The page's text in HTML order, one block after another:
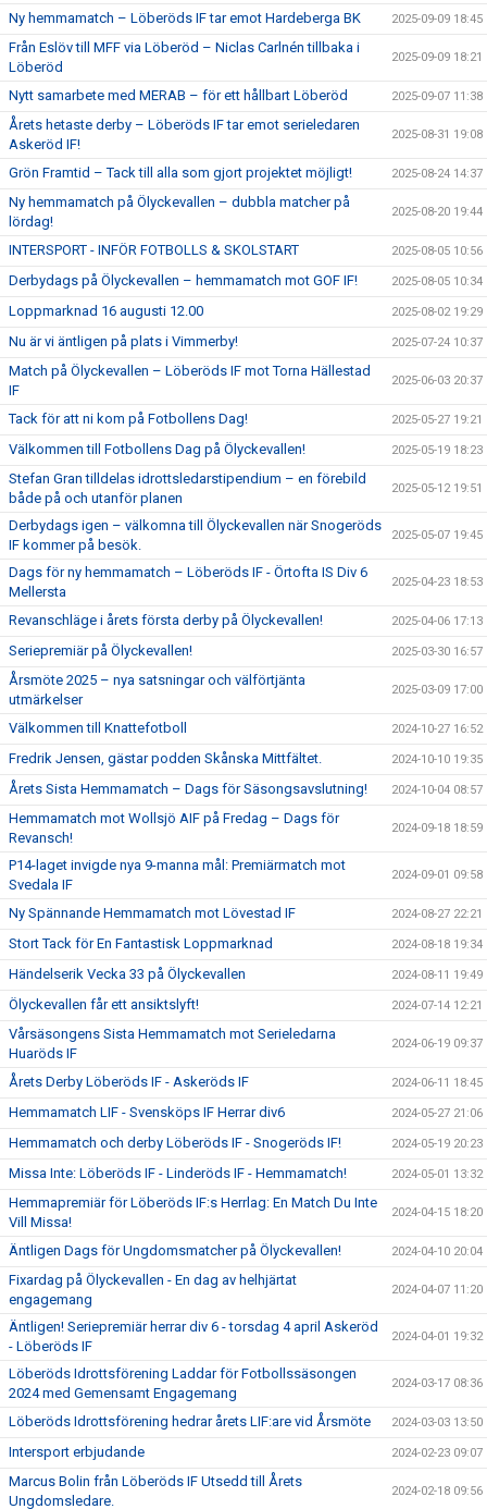
Ny hemmamatch – Löberöds IF tar emot Hardeberga BK 2025-09-09 18:45
Från Eslöv till MFF via Löberöd – Niclas Carlnén tillbaka i
Löberöd
2025-09-09 18:21
Nytt samarbete med MERAB – för ett hållbart Löberöd 2025-09-07 11:38
Årets hetaste derby – Löberöds IF tar emot serieledaren
Askeröd IF!
2025-08-31 19:08
Grön Framtid – Tack till alla som gjort projektet möjligt! 2025-08-24 14:37
Ny hemmamatch på Ölyckevallen – dubbla matcher på
lördag!
2025-08-20 19:44
INTERSPORT - INFÖR FOTBOLLS & SKOLSTART 2025-08-05 10:56
Derbydags på Ölyckevallen – hemmamatch mot GOF IF! 2025-08-05 10:34
Loppmarknad 16 augusti 12.00 2025-08-02 19:29
Nu är vi äntligen på plats i Vimmerby! 2025-07-24 10:37
Match på Ölyckevallen – Löberöds IF mot Torna Hällestad
IF
2025-06-03 20:37
Tack för att ni kom på Fotbollens Dag! 2025-05-27 19:21
Välkommen till Fotbollens Dag på Ölyckevallen! 2025-05-19 18:23
Stefan Gran tilldelas idrottsledarstipendium – en förebild
både på och utanför planen
2025-05-12 19:51
Derbydags igen – välkomna till Ölyckevallen när Snogeröds
IF kommer på besök.
2025-05-07 19:45
Dags för ny hemmamatch – Löberöds IF - Örtofta IS Div 6
Mellersta
2025-04-23 18:53
Revanschläge i årets första derby på Ölyckevallen! 2025-04-06 17:13
Seriepremiär på Ölyckevallen! 2025-03-30 16:57
Årsmöte 2025 – nya satsningar och välförtjänta
utmärkelser
2025-03-09 17:00
Välkommen till Knattefotboll 2024-10-27 16:52
Fredrik Jensen, gästar podden Skånska Mittfältet. 2024-10-10 19:35
Årets Sista Hemmamatch – Dags för Säsongsavslutning! 2024-10-04 08:57
Hemmamatch mot Wollsjö AIF på Fredag – Dags för
Revansch!
2024-09-18 18:59
P14-laget invigde nya 9-manna mål: Premiärmatch mot
Svedala IF
2024-09-01 09:58
Ny Spännande Hemmamatch mot Lövestad IF 2024-08-27 22:21
Stort Tack för En Fantastisk Loppmarknad 2024-08-18 19:34
Händelserik Vecka 33 på Ölyckevallen 2024-08-11 19:49
Ölyckevallen får ett ansiktslyft! 2024-07-14 12:21
Vårsäsongens Sista Hemmamatch mot Serieledarna
Huaröds IF
2024-06-19 09:37
Årets Derby Löberöds IF - Askeröds IF 2024-06-11 18:45
Hemmamatch LIF - Svensköps IF Herrar div6 2024-05-27 21:06
Hemmamatch och derby Löberöds IF - Snogeröds IF! 2024-05-19 20:23
Missa Inte: Löberöds IF - Linderöds IF - Hemmamatch! 2024-05-01 13:32
Hemmapremiär för Löberöds IF:s Herrlag: En Match Du Inte
Vill Missa!
2024-04-15 18:20
Äntligen Dags för Ungdomsmatcher på Ölyckevallen! 2024-04-10 20:04
Fixardag på Ölyckevallen - En dag av helhjärtat
engagemang
2024-04-07 11:20
Äntligen! Seriepremiär herrar div 6 - torsdag 4 april Askeröd
- Löberöds IF
2024-04-01 19:32
Löberöds Idrottsförening Laddar för Fotbollssäsongen
2024 med Gemensamt Engagemang
2024-03-17 08:36
Löberöds Idrottsförening hedrar årets LIF:are vid Årsmöte 2024-03-03 13:50
Intersport erbjudande 2024-02-23 09:07
Marcus Bolin från Löberöds IF Utsedd till Årets
Ungdomsledare.
2024-02-18 09:56